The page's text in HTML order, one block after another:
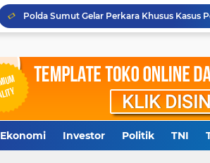
Antisipasi Antrean Panjang, Polresta
Polresta Deliserdang Tangkap 3 Kurir,
Tidak Diberi Pinjam Rp50 Juta, RRF Bunuh
Ekonomi Investor Politik TNI